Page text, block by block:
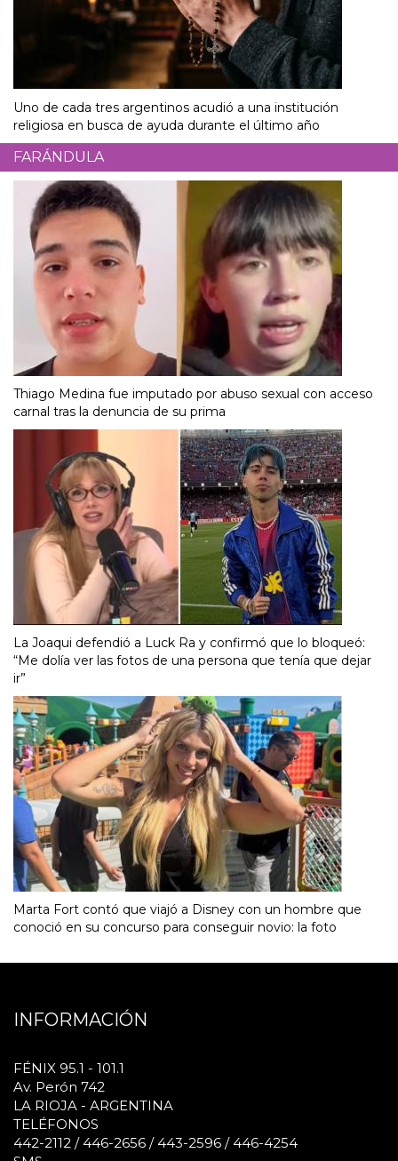
Uno de cada tres argentinos acudió a una institución
religiosa en busca de ayuda durante el último año
FARÁNDULA
Thiago Medina fue imputado por abuso sexual con acceso
carnal tras la denuncia de su prima
La Joaqui defendió a Luck Ra y confirmó que lo bloqueó:
“Me dolía ver las fotos de una persona que tenía que dejar
ir”
Marta Fort contó que viajó a Disney con un hombre que
conoció en su concurso para conseguir novio: la foto
INFORMACIÓN
FÉNIX 95.1 - 101.1
Av. Perón 742
LA RIOJA - ARGENTINA
TELÉFONOS
442-2112 / 446-2656 / 443-2596 / 446-4254